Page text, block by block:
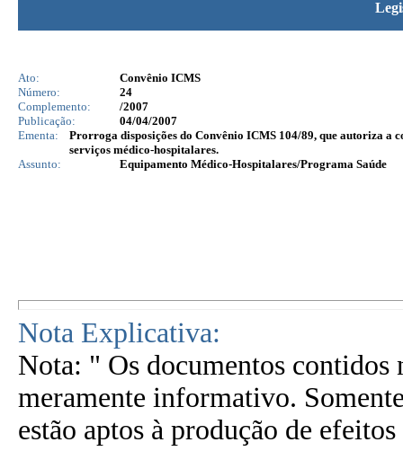
Ato:
Convênio ICMS
Número:
24
Complemento:
/2007
Publicação:
04/04/2007
Ementa:
Prorroga disposições do Convênio ICMS 104/89, que autoriza a
serviços médico-hospitalares.
Assunto:
Equipamento Médico-Hospitalares/Programa Saúde
Nota Explicativa:
Nota: " Os documentos contidos
meramente informativo.
estão aptos à produção de